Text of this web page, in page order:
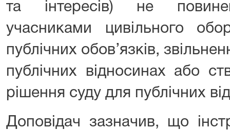
та інтересів) не
учасниками цивільного
публічних обов’язків,
публічних відносинах або
рішення суду для публічних
Доповідач зазначив, що